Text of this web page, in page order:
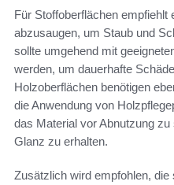
Für Stoffoberflächen
abzusaugen, um Staub und
sollte umgehend mit
werden, um dauerhafte
Holzoberflächen benötigen
die Anwendung von
das Material vor Abnutzung
Glanz zu erhalten.
Zusätzlich wird empfohlen,